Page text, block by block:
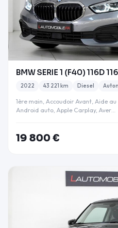
2022 43 221 km Diesel
1ère main, Accoudoir Avant, Aide
Android auto, Apple Carplay, Aver…
19 800 €